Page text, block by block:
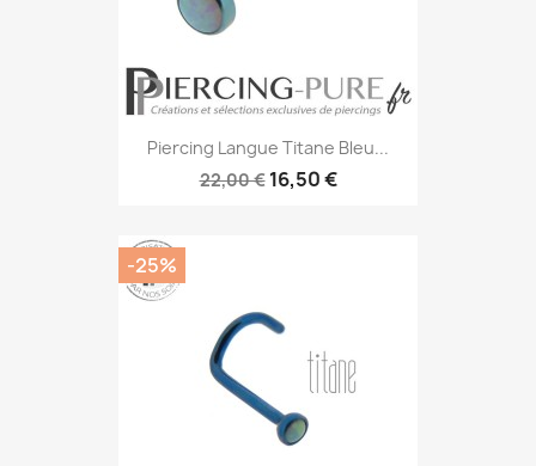
Piercing Langue Titane Bleu...
22,00 € 16,50 €
-25%